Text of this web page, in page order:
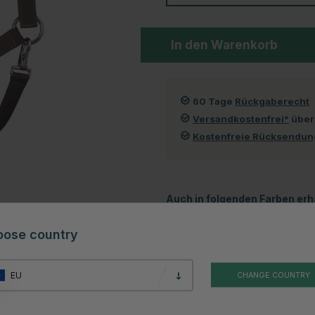
In den Warenkorb
60 Tage Rückgaberecht
Versandkostenfrei* über
Kostenfreie
Auch in folgenden Farben
country
EU CHANGE COUNTRY